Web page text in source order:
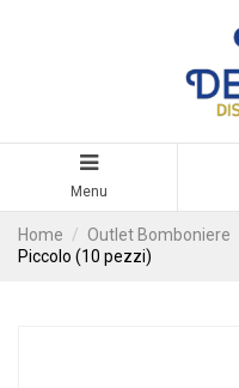
Menu
Home Outlet Bomboniere
Piccolo (10 pezzi)